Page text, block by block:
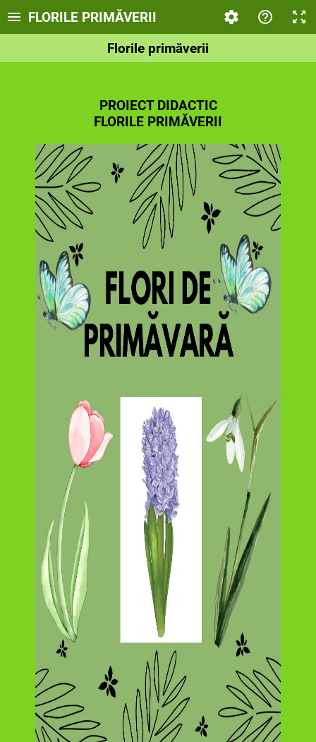
FLORILE PRIMĂVERII
Florile primăverii
PROIECT DIDACTIC
FLORILE PRIMĂVERII